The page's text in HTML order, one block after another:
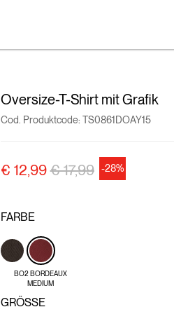
Oversize-T-Shirt mit Grafik
Cod. Produktcode: TS0861DOAY15
€ 12,99Preisreduzierung von
€ 17,99auf
-28%
FARBE
BO2 BORDEAUX
MEDIUM
GRÖSSE